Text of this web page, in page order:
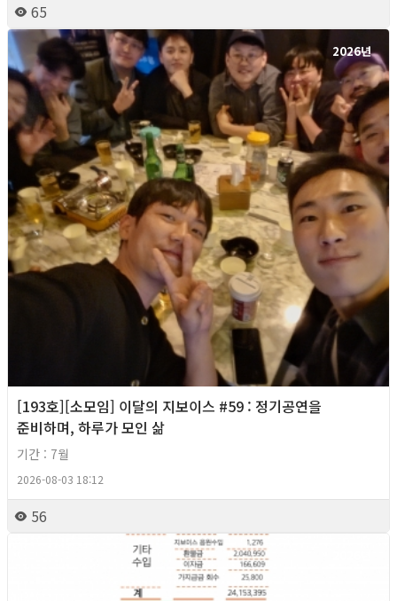
65
2026년
[193호][소모임] 이달의 지보이스 #59 : 정기공연을
준비하며, 하루가 모인 삶
기간 : 7월
2026-08-03 18:12
56